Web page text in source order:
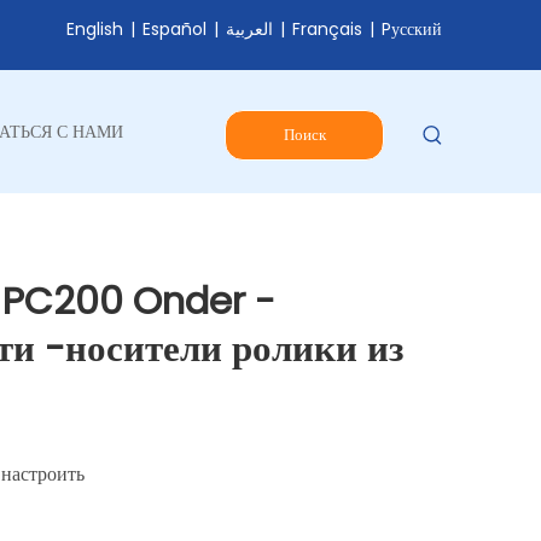
English | Español | العربية | Français | Pусский
С НАМИ Поиск
PC200 Onder -
-носители ролики из